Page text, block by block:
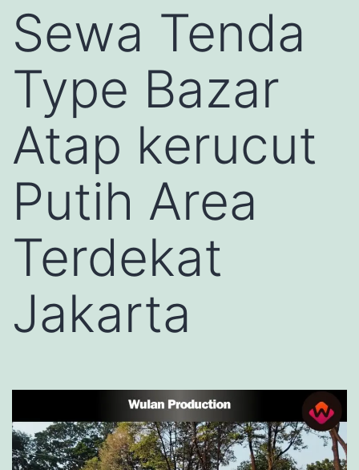
Sewa Tenda
Type Bazar
Atap kerucut
Putih Area
Terdekat
Jakarta